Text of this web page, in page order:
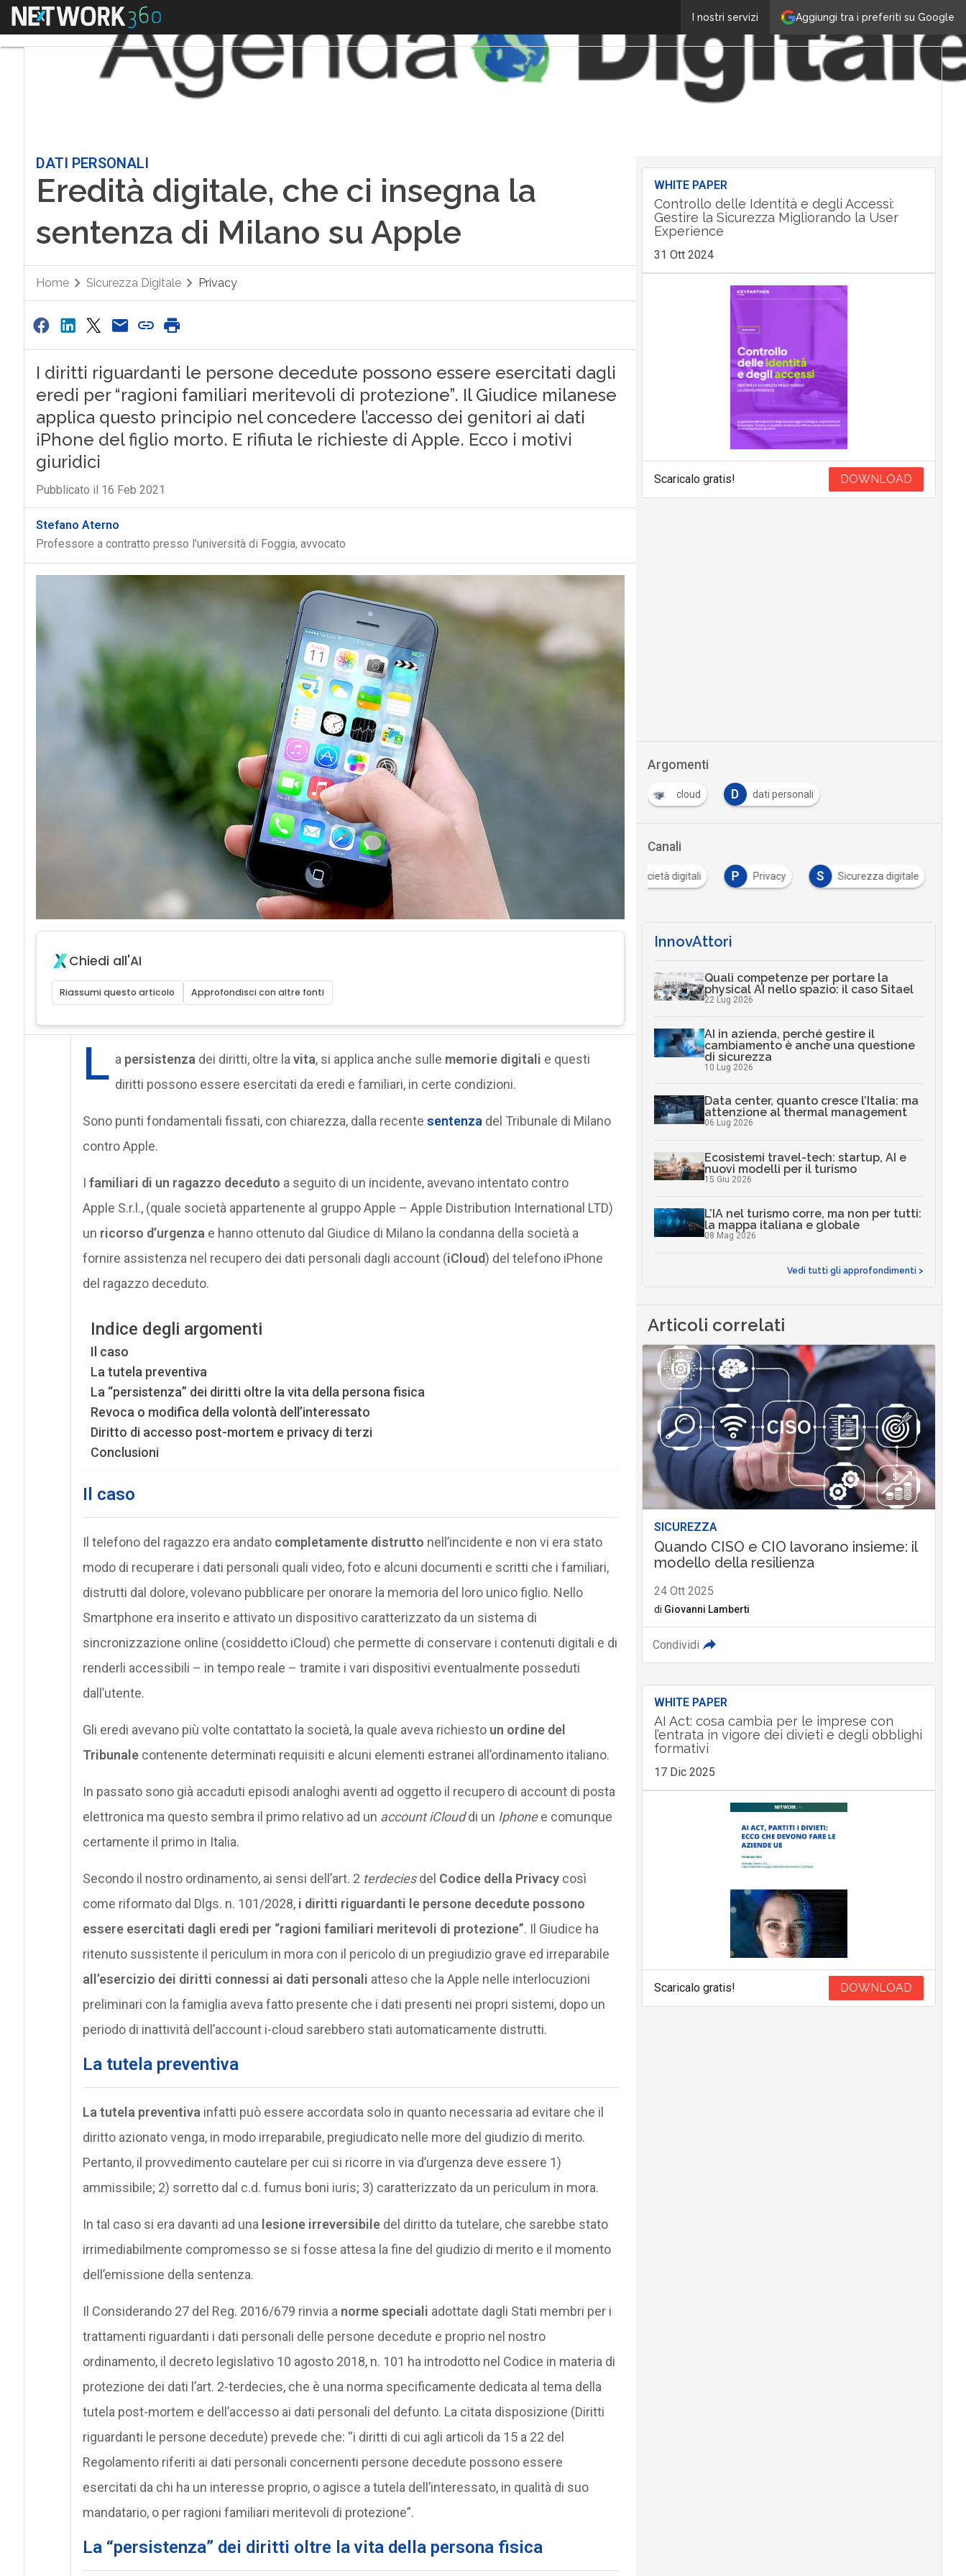
Aggiungi tra i preferiti su Google
I nostri servizi
Menu
DATI PERSONALI
Eredità digitale, che ci insegna la
sentenza di Milano su Apple
Home Sicurezza Digitale Privacy
I diritti riguardanti le persone decedute possono essere esercitati dagli
eredi per “ragioni familiari meritevoli di protezione”. Il Giudice milanese
applica questo principio nel concedere l’accesso dei genitori ai dati
iPhone del figlio morto. E rifiuta le richieste di Apple. Ecco i motivi
giuridici
Pubblicato il 16 Feb 2021
Stefano Aterno
Professore a contratto presso l'università di Foggia, avvocato
Chiedi all'AI
Riassumi questo articolo Approfondisci con altre fonti
L a persistenza dei diritti, oltre la vita, si applica anche sulle memorie digitali e questi
diritti possono essere esercitati da eredi e familiari, in certe condizioni.
Sono punti fondamentali fissati, con chiarezza, dalla recente sentenza del Tribunale di Milano
contro Apple.
I familiari di un ragazzo deceduto a seguito di un incidente, avevano intentato contro
Apple S.r.l., (quale società appartenente al gruppo Apple – Apple Distribution International LTD)
un ricorso d’urgenza e hanno ottenuto dal Giudice di Milano la condanna della società a
fornire assistenza nel recupero dei dati personali dagli account (iCloud) del telefono iPhone
del ragazzo deceduto.
Indice degli argomenti
Il caso
La tutela preventiva
La “persistenza” dei diritti oltre la vita della persona fisica
Revoca o modifica della volontà dell’interessato
Diritto di accesso post-mortem e privacy di terzi
Conclusioni
Il caso
Il telefono del ragazzo era andato completamente distrutto nell’incidente e non vi era stato
modo di recuperare i dati personali quali video, foto e alcuni documenti e scritti che i familiari,
distrutti dal dolore, volevano pubblicare per onorare la memoria del loro unico figlio. Nello
Smartphone era inserito e attivato un dispositivo caratterizzato da un sistema di
sincronizzazione online (cosiddetto iCloud) che permette di conservare i contenuti digitali e di
renderli accessibili – in tempo reale – tramite i vari dispositivi eventualmente posseduti
dall’utente.
Gli eredi avevano più volte contattato la società, la quale aveva richiesto un ordine del
Tribunalecontenente determinati requisiti e alcuni elementi estranei all’ordinamento italiano.
In passato sono già accaduti episodi analoghi aventi ad oggetto il recupero di account di posta
elettronica ma questo sembra il primo relativo ad un account iClouddi un Iphonee comunque
certamente il primo in Italia.
Secondo il nostro ordinamento, ai sensi dell’art. 2 terdeciesdel Codice della Privacycosì
come riformato dal Dlgs. n. 101/2028, i diritti riguardanti le persone decedute possono
essere esercitati dagli eredi per “ragioni familiari meritevoli di protezione”. Il Giudice ha
ritenuto sussistente il periculum in mora con il pericolo di un pregiudizio grave ed irreparabile
all’esercizio dei diritti connessi ai dati personali atteso che la Apple nelle interlocuzioni
preliminari con la famiglia aveva fatto presente che i dati presenti nei propri sistemi, dopo un
periodo di inattività dell’account i-cloud sarebbero stati automaticamente distrutti.
La tutela preventiva
La tutela preventiva infatti può essere accordata solo in quanto necessaria ad evitare che il
diritto azionato venga, in modo irreparabile, pregiudicato nelle more del giudizio di merito.
Pertanto, il provvedimento cautelare per cui si ricorre in via d’urgenza deve essere 1)
ammissibile; 2) sorretto dal c.d. fumus boni iuris; 3) caratterizzato da un periculum in mora.
In tal caso si era davanti ad una lesione irreversibile del diritto da tutelare, che sarebbe stato
irrimediabilmente compromesso se si fosse attesa la fine del giudizio di merito e il momento
dell’emissione della sentenza.
Il Considerando 27 del Reg. 2016/679 rinvia a norme speciali adottate dagli Stati membri per i
trattamenti riguardanti i dati personali delle persone decedute e proprio nel nostro
ordinamento, il decreto legislativo 10 agosto 2018, n. 101 ha introdotto nel Codice in materia di
protezione dei dati l’art. 2-terdecies, che è una norma specificamente dedicata al tema della
tutela post-mortem e dell’accesso ai dati personali del defunto. La citata disposizione (Diritti
riguardanti le persone decedute) prevede che: “i diritti di cui agli articoli da 15 a 22 del
Regolamento riferiti ai dati personali concernenti persone decedute possono essere
esercitati da chi ha un interesse proprio, o agisce a tutela dell’interessato, in qualità di suo
mandatario, o per ragioni familiari meritevoli di protezione”.
La “persistenza” dei diritti oltre la vita della persona fisica
WHITE PAPER
Controllo delle Identità e degli Accessi:
Gestire la Sicurezza Migliorando la User
Experience
31 Ott 2024
Scaricalo gratis! DOWNLOAD
Argomenti
cloud D dati personali
Canali
Cultura e società digitali P Privacy S Sicurezza digitale
InnovAttori
Quali competenze per portare la
physical AI nello spazio: il caso Sitael
22 Lug 2026
AI in azienda, perché gestire il
cambiamento è anche una questione
di sicurezza
10 Lug 2026
Data center, quanto cresce l’Italia: ma
attenzione al thermal management
06 Lug 2026
Ecosistemi travel-tech: startup, AI e
nuovi modelli per il turismo
15 Giu 2026
L’IA nel turismo corre, ma non per tutti:
la mappa italiana e globale
08 Mag 2026
Vedi tutti gli approfondimenti >
Articoli correlati
SICUREZZA
Quando CISO e CIO lavorano insieme: il
modello della resilienza
24 Ott 2025
di Giovanni Lamberti
Condividi
WHITE PAPER
AI Act: cosa cambia per le imprese con
l’entrata in vigore dei divieti e degli obblighi
formativi
17 Dic 2025
Scaricalo gratis! DOWNLOAD